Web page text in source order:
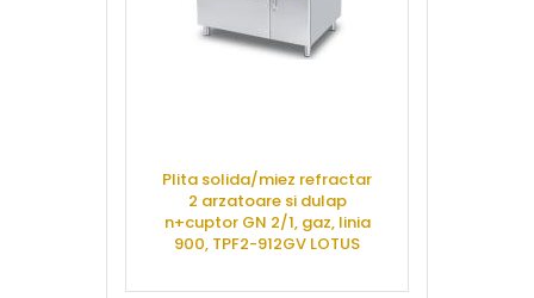
Plita solida/miez refractar
2 arzatoare si dulap
n+cuptor GN 2/1, gaz, linia
900, TPF2-912GV LOTUS
CERE OFERTA